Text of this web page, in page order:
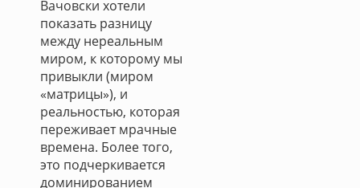
Вачовски хотели
показать разницу
между нереальным
миром, к которому мы
привыкли (миром
«матрицы»), и
реальностью, которая
переживает мрачные
времена. Более того,
это подчеркивается
доминированием